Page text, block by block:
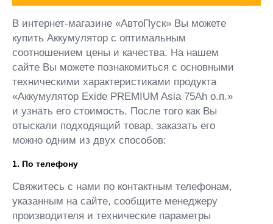
В интернет-магазине «АвтоПуск» Вы можете
купить Аккумулятор с оптимальным
соотношением цены и качества. На нашем
сайте Вы можете познакомиться с основными
техническими характеристиками продукта
«Аккумулятор Exide PREMIUM Asia 75Ah о.п.»
и узнать его стоимость. После того как Вы
отыскали подходящий товар, заказать его
можно одним из двух способов:
1. По телефону
Свяжитесь с нами по контактным телефонам,
указанным на сайте, сообщите менеджеру
производителя и технические параметры